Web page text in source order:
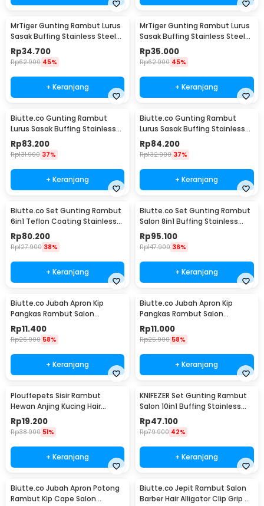
MrTiger Gunting Rambut Lurus
Sasak Buffing Stainless Steel
4Cr13 Thinning 5.5 Inch - 440C
Rp34.700
Rp62.900 45%
+ Keranjang
MrTiger Gunting Rambut Lurus
Sasak Buffing Stainless Steel
4Cr13 Cutting 5.5 Inch - 440C
Rp35.000
Rp62.900 45%
+ Keranjang
Biutte.co Gunting Rambut
Lurus Sasak Buffing Stainless
4Cr13 2 PCS 5.5 Inch - 440C
Rp83.200
Rp131.900 37%
+ Keranjang
Biutte.co Gunting Rambut
Lurus Sasak Buffing Stainless
4Cr13 2 PCS 6 Inch - 440C
Rp84.200
Rp132.900 37%
+ Keranjang
Biutte.co Set Gunting Rambut
6in1 Teflon Coating Stainless
Steel 4Cr13 - 440C
Rp80.200
Rp127.900 38%
+ Keranjang
Biutte.co Set Gunting Rambut
Salon 8in1 Buffing Stainless
Steel 4Cr13 - 440C
Rp95.100
Rp147.900 36%
+ Keranjang
Biutte.co Jubah Apron Kip
Pangkas Rambut Salon
Barbershop Cape Nylon - WB03
Rp11.400
Rp26.900 58%
+ Keranjang
Biutte.co Jubah Apron Kip
Pangkas Rambut Salon
Barbershop Cape - WB20
Rp11.000
Rp25.900 58%
+ Keranjang
Plouffepets Sisir Rambut
Hewan Anjing Kucing Hair
Removal Comb - AES0124
Rp19.200
Rp38.900 51%
+ Keranjang
KNIFEZER Set Gunting Rambut
Salon 10in1 Buffing Stainless
Steel 4Cr13 - MR4017
Rp47.100
Rp79.900 42%
+ Keranjang
Biutte.co Jubah Apron Potong
Rambut Kip Cape Salon
Biutte.co Jepit Rambut Salon
Barber Hair Alligator Clip Grip 6